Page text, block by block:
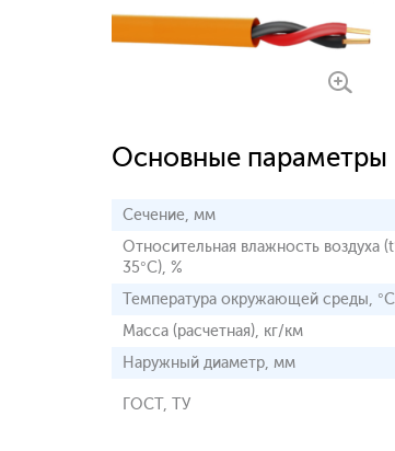
Основные параметры
Сечение, мм
Относительная влажность воздуха
35°С), %
Температура окружающей среды, °С
Масса (расчетная), кг/км
Наружный диаметр, мм
ГОСТ, ТУ